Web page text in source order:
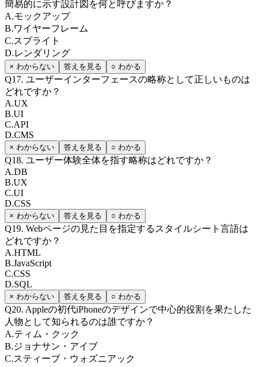
簡易的に示す設計図を何と呼びますか？
A.モックアップ
B.ワイヤーフレーム
C.スプライト
D.レンダリング
× わからない 答えを見る ○ わかる
Q17. ユーザーインターフェースの略称として正しいものは
どれですか？
A.UX
B.UI
C.API
D.CMS
× わからない 答えを見る ○ わかる
Q18. ユーザー体験全体を指す略称はどれですか？
A.DB
B.UX
C.UI
D.CSS
× わからない 答えを見る ○ わかる
Q19. Webページの見た目を指定するスタイルシート言語は
どれですか？
A.HTML
B.JavaScript
C.CSS
D.SQL
× わからない 答えを見る ○ わかる
Q20. Appleの初代iPhoneのデザインで中心的役割を果たした
人物として知られるのは誰ですか？
A.ティム・クック
B.ジョナサン・アイブ
C.スティーブ・ウォズニアック